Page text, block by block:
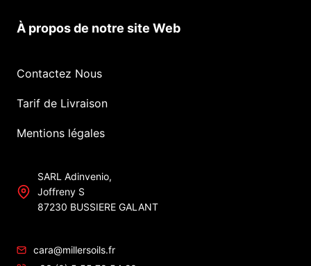
À propos de notre site Web
Contactez Nous
Tarif de Livraison
Mentions légales
SARL Adinvenio,
Joffreny S
87230 BUSSIERE GALANT
cara@millersoils.fr